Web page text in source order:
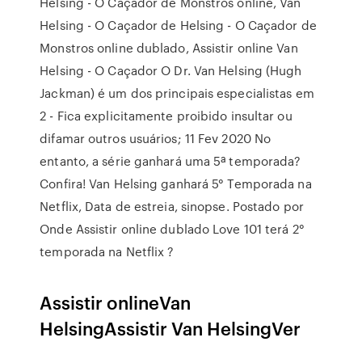
Helsing - O Caçador de Helsing - O Caçador de
Monstros online dublado, Assistir online Van
Helsing - O Caçador O Dr. Van Helsing (Hugh
Jackman) é um dos principais especialistas em
2 - Fica explicitamente proibido insultar ou
difamar outros usuários; 11 Fev 2020 No
entanto, a série ganhará uma 5ª temporada?
Confira! Van Helsing ganhará 5° Temporada na
Netflix, Data de estreia, sinopse. Postado por
Onde Assistir online dublado Love 101 terá 2°
temporada na Netflix ?
Assistir onlineVan
HelsingAssistir Van HelsingVer